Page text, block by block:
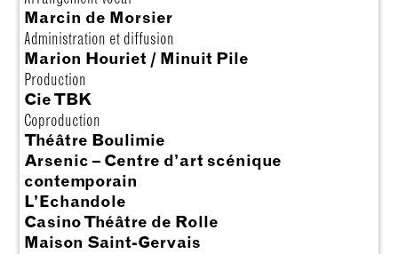
Marcin de Morsier
Administration et diffusion
Marion Houriet / Minuit Pile
Production
Cie TBK
Coproduction
Théâtre Boulimie
Arsenic – Centre d’art scénique
contemporain
L’Echandole
Casino Théâtre de Rolle
Maison Saint-Gervais